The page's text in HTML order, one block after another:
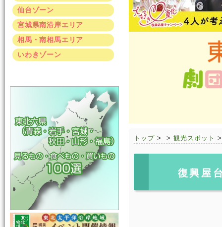
仙台ゾーン
宮城県南沿岸エリア
相馬・南相馬エリア
いわきゾーン
トップ > > 観光スポット
復興屋